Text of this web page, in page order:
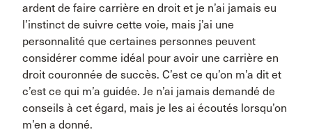
ardent de faire carrière en droit et je n’ai jamais eu
l’instinct de suivre cette voie, mais j’ai une
personnalité que certaines personnes peuvent
considérer comme idéal pour avoir une carrière en
droit couronnée de succès. C’est ce qu’on m’a dit et
c’est ce qui m’a guidée. Je n’ai jamais demandé de
conseils à cet égard, mais je les ai écoutés lorsqu’on
m’en a donné.